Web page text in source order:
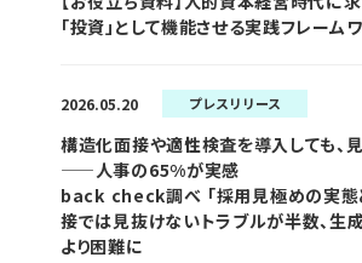
「投資」として機能させる実践フレーム
2026.05.20 プレスリリース
構造化面接や適性検査を導入しても、
——人事の65%が実感
back check調べ 「採用見極めの実態
接では見抜けないトラブルが半数、生
より困難に